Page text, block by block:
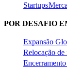
Startups​​
POR DESAFIO
Expansão
Relocação